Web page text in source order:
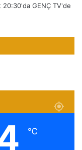
20:30'da GENÇ TV'de
℃